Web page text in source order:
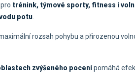
trénink, týmové sporty, fitness i
potu
rozsah pohybu a přirozenou
zvýšeného pocenípomáhá